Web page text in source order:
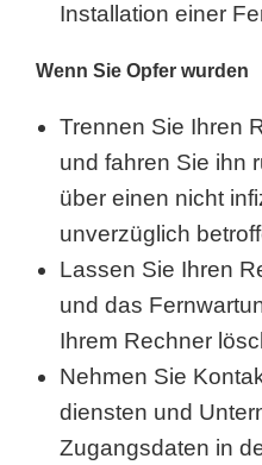
Installation einer
Wenn Sie Opfer wurden
Trennen Sie Ihren
und fahren Sie ihn
über einen nicht
unverzüglich
Lassen Sie Ihren
und das
Ihrem Rechner
Nehmen Sie
diens­ten und
Zugangsdaten in